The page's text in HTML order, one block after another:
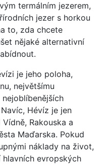
termálním jezerem,
jezer s horkou
to, zda chcete
nějaké alternativní
je jeho poloha,
největšímu
Hévíz je jen
Rakouska a
Maďarska. Pokud
náklady na život,
evropských